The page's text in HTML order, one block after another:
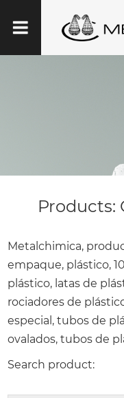
Products:
Metalchimica,
empaque, plástico,
plástico, latas de
rociadores de
especial, tubos de
ovalados, tubos de
Search product: